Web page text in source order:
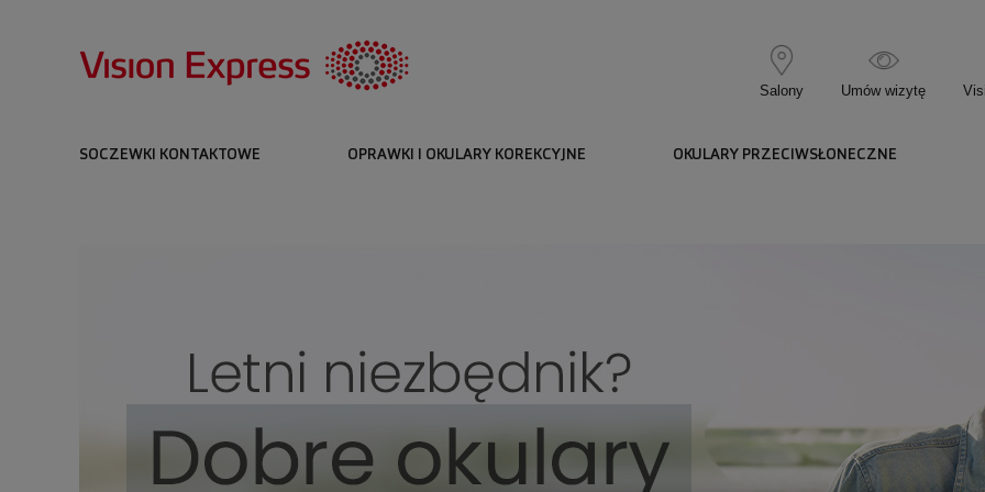
Salony Umów wizytę
SOCZEWKI KONTAKTOWE OPRAWKI I OKULARY KOREKCYJNE OKULARY PRZECIWSŁONECZNE